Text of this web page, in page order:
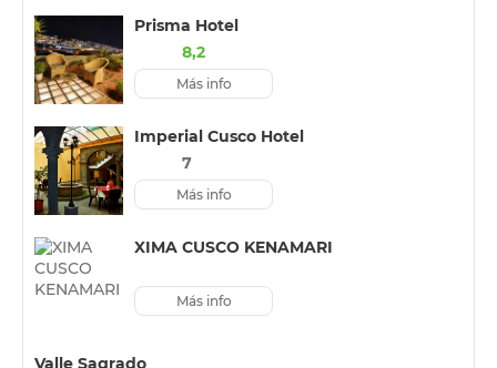
Prisma Hotel
8,2
Más info
Imperial Cusco Hotel
7
Más info
XIMA CUSCO KENAMARI
Más info
Valle Sagrado